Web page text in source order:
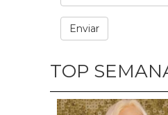
TOP